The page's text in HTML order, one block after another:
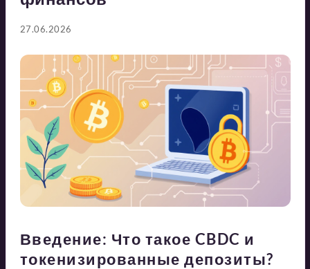
27.06.2026
Введение: Что такое CBDC и
токенизированные депозиты?